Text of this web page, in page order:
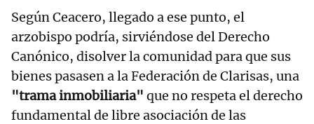
Según Ceacero, llegado a ese punto, el
arzobispo podría, sirviéndose del Derecho
Canónico, disolver la comunidad para que sus
bienes pasasen a la Federación de Clarisas, una
"trama inmobiliaria" que no respeta el derecho
fundamental de libre asociación de las